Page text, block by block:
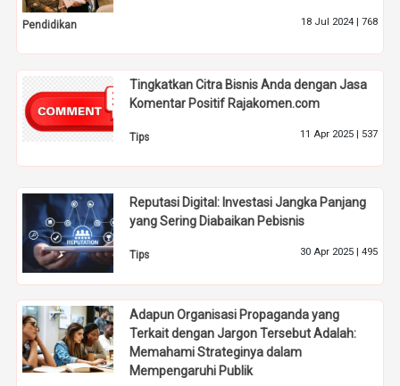
Pendidikan 18 Jul 2024 | 768
Tingkatkan Citra Bisnis Anda dengan Jasa
Komentar Positif Rajakomen.com
Tips 11 Apr 2025 | 537
Reputasi Digital: Investasi Jangka Panjang
yang Sering Diabaikan Pebisnis
Tips 30 Apr 2025 | 495
Adapun Organisasi Propaganda yang
Terkait dengan Jargon Tersebut Adalah:
Memahami Strateginya dalam
Mempengaruhi Publik